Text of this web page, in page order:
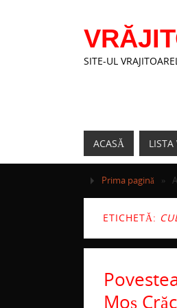
SITE-UL
ACASĂ LISTA
Prima pagină »
ETICHETĂ:
Moş